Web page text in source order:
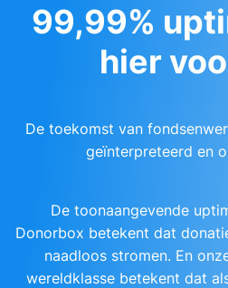
99,99%
hier
De toekomst van
geïnterpreteerd en
De toonaangevende
Donorbox betekent dat
naadloos stromen. En
wereldklasse betekent dat